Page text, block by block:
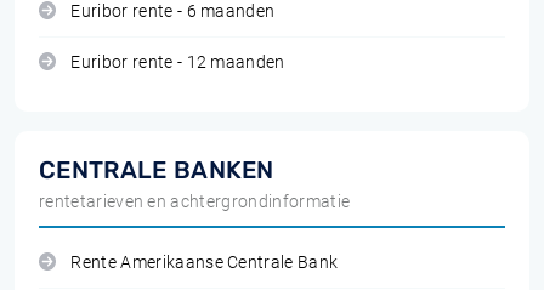
Euribor rente - 6 maanden
Euribor rente - 12 maanden
CENTRALE BANKEN
rentetarieven en achtergrondinformatie
Rente Amerikaanse Centrale Bank